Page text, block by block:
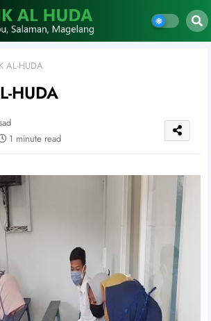
AL-HUDA
HUDA
1 minute read